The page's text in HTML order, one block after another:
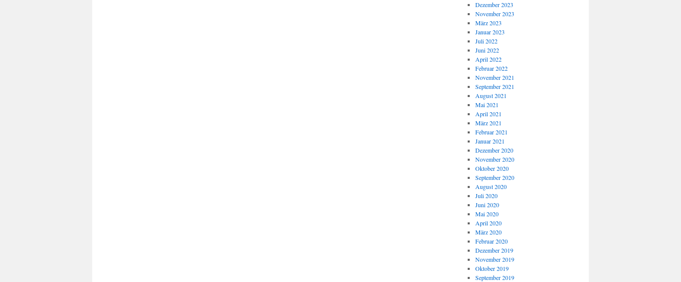
Dezember 2023
November 2023
März 2023
Januar 2023
Juli 2022
Juni 2022
April 2022
Februar 2022
November 2021
September 2021
August 2021
Mai 2021
April 2021
März 2021
Februar 2021
Januar 2021
Dezember 2020
November 2020
Oktober 2020
September 2020
August 2020
Juli 2020
Juni 2020
Mai 2020
April 2020
März 2020
Februar 2020
Dezember 2019
November 2019
Oktober 2019
September 2019